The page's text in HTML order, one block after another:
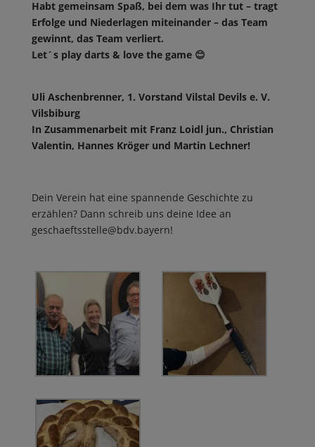
Habt gemeinsam Spaß, bei dem was Ihr tut – tragt
Erfolge und Niederlagen miteinander – das Team
gewinnt, das Team verliert.
Let´s play darts & love the game 😊
Uli Aschenbrenner, 1. Vorstand Vilstal Devils e. V.
Vilsbiburg
In Zusammenarbeit mit Franz Loidl jun., Christian
Valentin, Hannes Kröger und Martin Lechner!
Dein Verein hat eine spannende Geschichte zu
erzählen? Dann schreib uns deine Idee an
geschaeftsstelle@bdv.bayern!